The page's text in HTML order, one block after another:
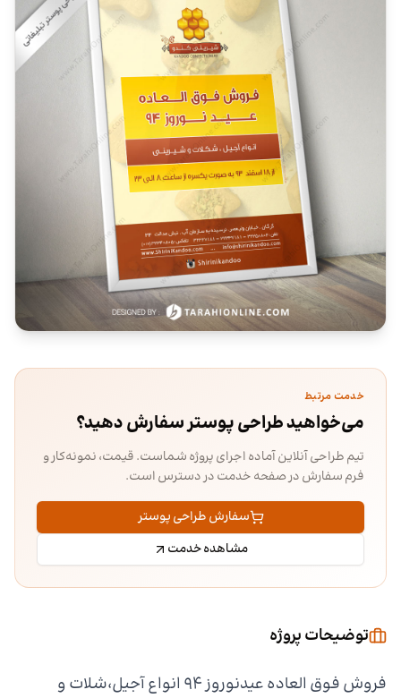
خدمت مرتبط
می‌خواهید طراحی پوستر سفارش دهید؟
تیم طراحی آنلاین آماده اجرای پروژه شماست. قیمت، نمونه‌کار و
فرم سفارش در صفحه خدمت در دسترس است.
سفارش طراحی پوستر
مشاهده خدمت
توضیحات پروژه
فروش فوق العاده عیدنوروز ۹۴ انواع آجیل،شلات و